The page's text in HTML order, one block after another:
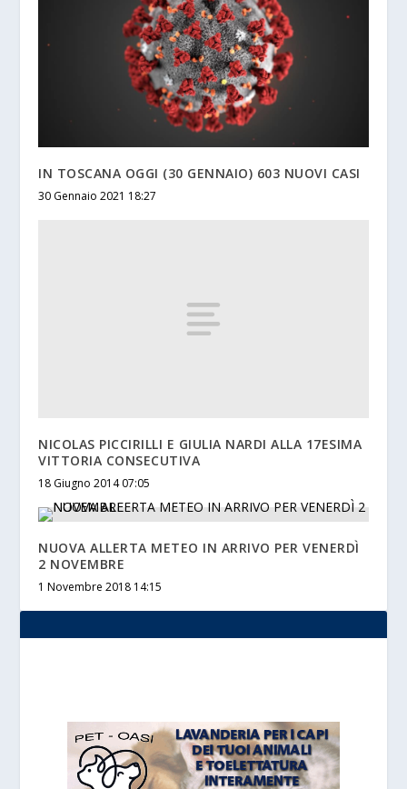
IN TOSCANA OGGI (30 GENNAIO) 603 NUOVI CASI
30 Gennaio 2021 18:27
NICOLAS PICCIRILLI E GIULIA NARDI ALLA 17ESIMA
VITTORIA CONSECUTIVA
18 Giugno 2014 07:05
NUOVA ALLERTA METEO IN ARRIVO PER VENERDÌ
2 NOVEMBRE
1 Novembre 2018 14:15